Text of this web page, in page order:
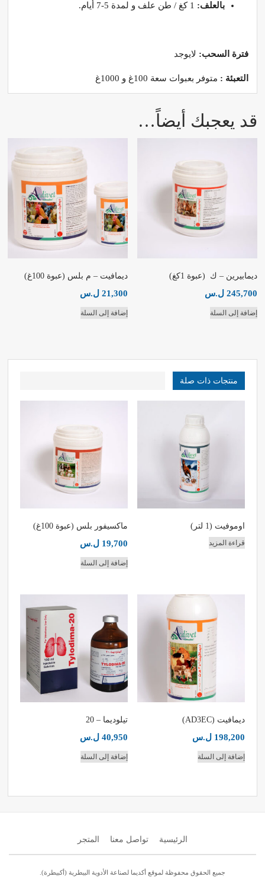
بالعلف:
فترة السحب: لايوجد
التعبئة : متوفر بعبوات سعة 100غ و 1000غ
قد يعجبك أيضاً…
ديمابيرين – ك (عبوة 1كغ)
245,700 ل.س
إضافة إلى السلة
ديمافيت – م بلس (عبوة 100غ)
21,300 ل.س
إضافة إلى السلة
منتجات ذات صلة
اوموفيت (1 لتر)
قراءة المزيد
ماكسيفور بلس (عبوة 100غ)
19,700 ل.س
إضافة إلى السلة
ديمافيت (AD3EC)
198,200 ل.س
إضافة إلى السلة
تيلوديما – 20
40,950 ل.س
إضافة إلى السلة
الرئيسية تواصل معنا المتجر
جميع الحقوق محفوظة لموقع أكديما لصناعة الأدوية البيطرية (أكبيطرة).